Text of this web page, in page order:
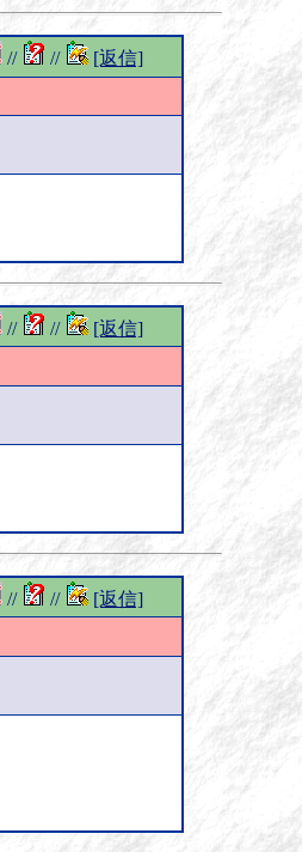
// // [返信]
// // [返信]
// // [返信]